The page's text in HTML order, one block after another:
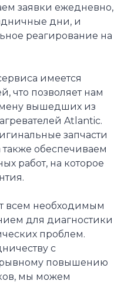
заявки ежедневно,
дни, и
реагирование на
имеется
что позволяет нам
вышедших из
Atlantic.
запчасти
обеспечиваем
работ, на которое
всем необходимым
для диагностики
проблем.
с
повышению
мы можем